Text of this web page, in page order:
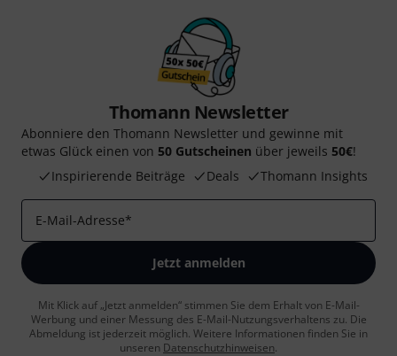
Thomann Newsletter
Abonniere den Thomann Newsletter und gewinne mit
etwas Glück einen von 50 Gutscheinen über jeweils 50€!
Inspirierende Beiträge
Deals Thomann Insights
E-Mail-Adresse*
Jetzt anmelden
Mit Klick auf „Jetzt anmelden“ stimmen Sie dem Erhalt von E-Mail-
Werbung und einer Messung des E-Mail-Nutzungsverhaltens zu. Die
Abmeldung ist jederzeit möglich. Weitere Informationen finden Sie in
unseren Datenschutzhinweisen.